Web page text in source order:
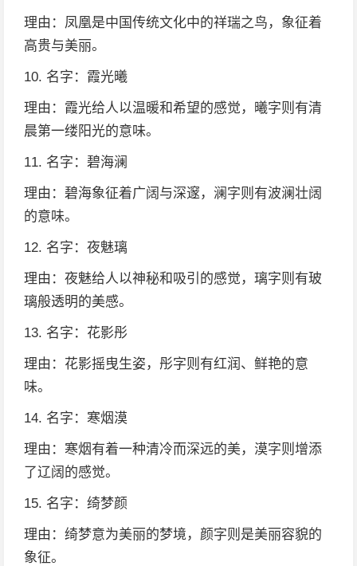
理由：凤凰是中国传统文化中的祥瑞之鸟，象征着
高贵与美丽。
10. 名字：霞光曦
理由：霞光给人以温暖和希望的感觉，曦字则有清
晨第一缕阳光的意味。
11. 名字：碧海澜
理由：碧海象征着广阔与深邃，澜字则有波澜壮阔
的意味。
12. 名字：夜魅璃
理由：夜魅给人以神秘和吸引的感觉，璃字则有玻
璃般透明的美感。
13. 名字：花影彤
理由：花影摇曳生姿，彤字则有红润、鲜艳的意
味。
14. 名字：寒烟漠
理由：寒烟有着一种清冷而深远的美，漠字则增添
了辽阔的感觉。
15. 名字：绮梦颜
理由：绮梦意为美丽的梦境，颜字则是美丽容貌的
象征。